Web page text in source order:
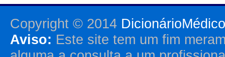
Copyright © 2014
Aviso: Este site tem um fim